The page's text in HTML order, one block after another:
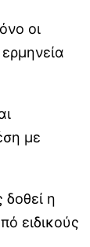
οι
με
δοθεί η
ειδικούς